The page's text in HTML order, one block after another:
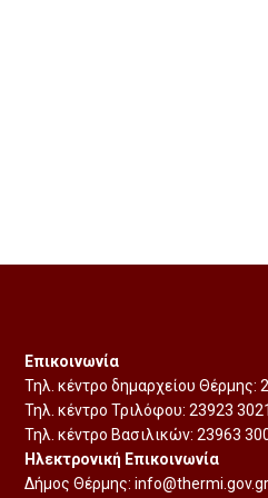
Επικοινωνία
Τηλ. κέντρο δημαρχείου Θέρμης:
Τηλ. κέντρο Τριλόφου: 23923
Τηλ. κέντρο Βασιλικών: 23963
Ηλεκτρονική Επικοινωνία
Δήμος Θέρμης: info@thermi.gov.gr